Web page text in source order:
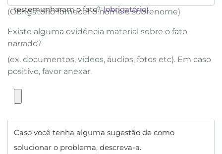
testemunharam o fato?(obrigatório)
(Obrigatório fornecer o nome e sobrenome)
Existe alguma evidência material sobre o fato
narrado?
(ex. documentos, vídeos, áudios, fotos etc). Em caso
positivo, favor anexar.
Caso você tenha alguma sugestão de como
solucionar o problema, descreva-a.